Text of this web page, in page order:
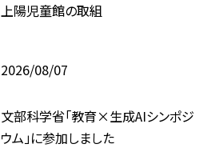
上陽児童館の取組
2026/08/07
文部科学省「教育×生成AIシンポジ
ウム」に参加しました